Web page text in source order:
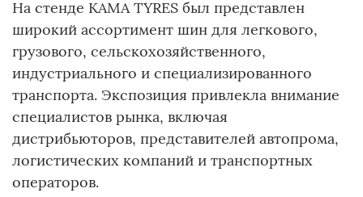
На стенде KAMA TYRES был представлен
широкий ассортимент шин для легкового,
грузового, сельскохозяйственного,
индустриального и специализированного
транспорта. Экспозиция привлекла внимание
специалистов рынка, включая
дистрибьюторов, представителей автопрома,
логистических компаний и транспортных
операторов.